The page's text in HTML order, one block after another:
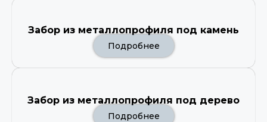
Забор из металлопрофиля под камень
Подробнее
Забор из металлопрофиля под дерево
Подробнее